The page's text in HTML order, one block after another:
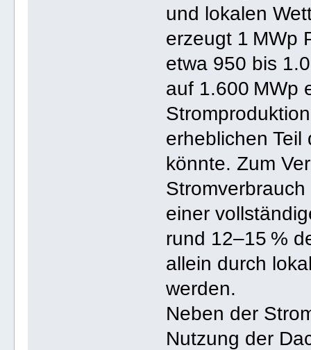
und lokalen
erzeugt 1 MWp
etwa 950 bis
auf 1.600 MWp
erheblichen
könnte. Zum
einer
rund 12–15 %
allein durch
werden.
Neben der
Nutzung der